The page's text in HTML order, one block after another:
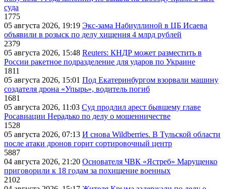
суда
1775
05 августа 2026, 19:19 Экс-зама Набиуллиной в ЦБ Исаева
объявили в розыск по делу хищения 4 млрд рублей
2379
05 августа 2026, 15:48 Reuters: КНДР может разместить в
России ракетное подразделение для ударов по Украине
1811
05 августа 2026, 15:01 Под Екатеринбургом взорвали машину
создателя дрона «Упырь», водитель погиб
1681
05 августа 2026, 11:03 Суд продлил арест бывшему главе
Росавиации Нерадько по делу о мошенничестве
1528
05 августа 2026, 07:13 И снова Wildberries. В Тульской области
после атаки дронов горит сортировочный центр
5887
04 августа 2026, 21:20 Основателя ЧВК «Ястреб» Марущенко
приговорили к 18 годам за похищение военных
2102